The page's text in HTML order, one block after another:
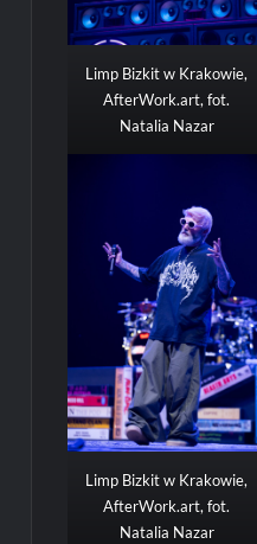
Limp Bizkit w Krakowie,
AfterWork.art, fot.
Natalia Nazar
Limp Bizkit w Krakowie,
AfterWork.art, fot.
Natalia Nazar